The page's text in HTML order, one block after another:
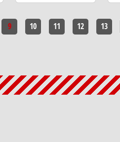
9 10 11 12 13